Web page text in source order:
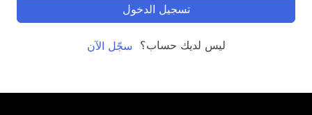
تسجيل الدخول
ليس لديك حساب؟ سجّل الآن